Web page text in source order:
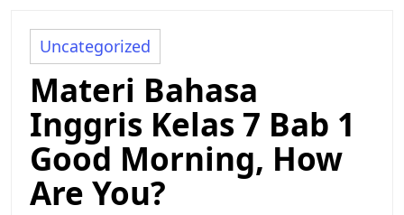
Uncategorized
Materi Bahasa
Inggris Kelas 7 Bab 1
Good Morning, How
Are You?